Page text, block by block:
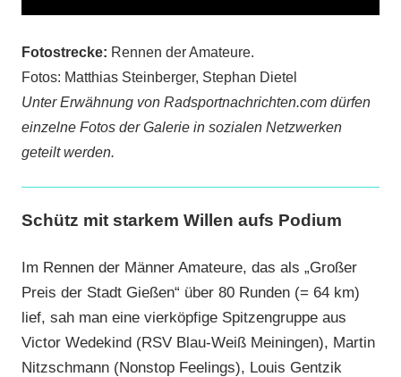
Fotostrecke: Rennen der Amateure.
Fotos: Matthias Steinberger, Stephan Dietel
Unter Erwähnung von Radsportnachrichten.com dürfen
einzelne Fotos der Galerie in sozialen Netzwerken
geteilt werden.
Schütz mit starkem Willen aufs Podium
Im Rennen der Männer Amateure, das als „Großer
Preis der Stadt Gießen“ über 80 Runden (= 64 km)
lief, sah man eine vierköpfige Spitzengruppe aus
Victor Wedekind (RSV Blau-Weiß Meiningen), Martin
Nitzschmann (Nonstop Feelings), Louis Gentzik